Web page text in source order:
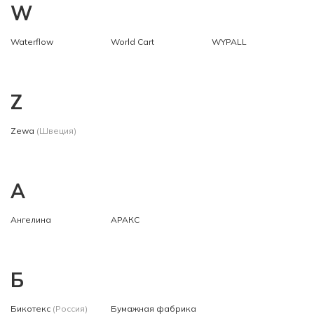
W
Waterflow World Cart WYPALL
Z
Zewa (Швеция)
А
Ангелина АРАКС
Б
Бикотекс (Россия) Бумажная фабрика